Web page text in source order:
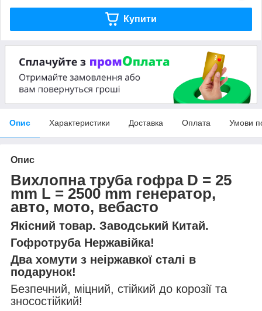
Купити
Опис Характеристики Доставка Оплата Умови
Опис
Вихлопна труба гофра D = 25
mm L = 2500 mm генератор,
авто, мото, вебасто
Якісний товар. Заводський Китай.
Гофротруба Нержавійка!
Два хомути з неіржавкої сталі в
подарунок!
Безпечний, міцний, стійкий до корозії та
зносостійкий!